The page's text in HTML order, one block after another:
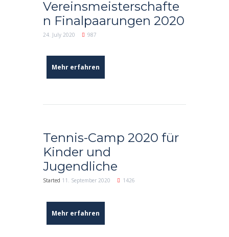
Vereinsmeisterschafte
n Finalpaarungen 2020
24. July 2020 987
Mehr erfahren
Tennis-Camp 2020 für
Kinder und
Jugendliche
Started 11. September 2020 1426
Mehr erfahren